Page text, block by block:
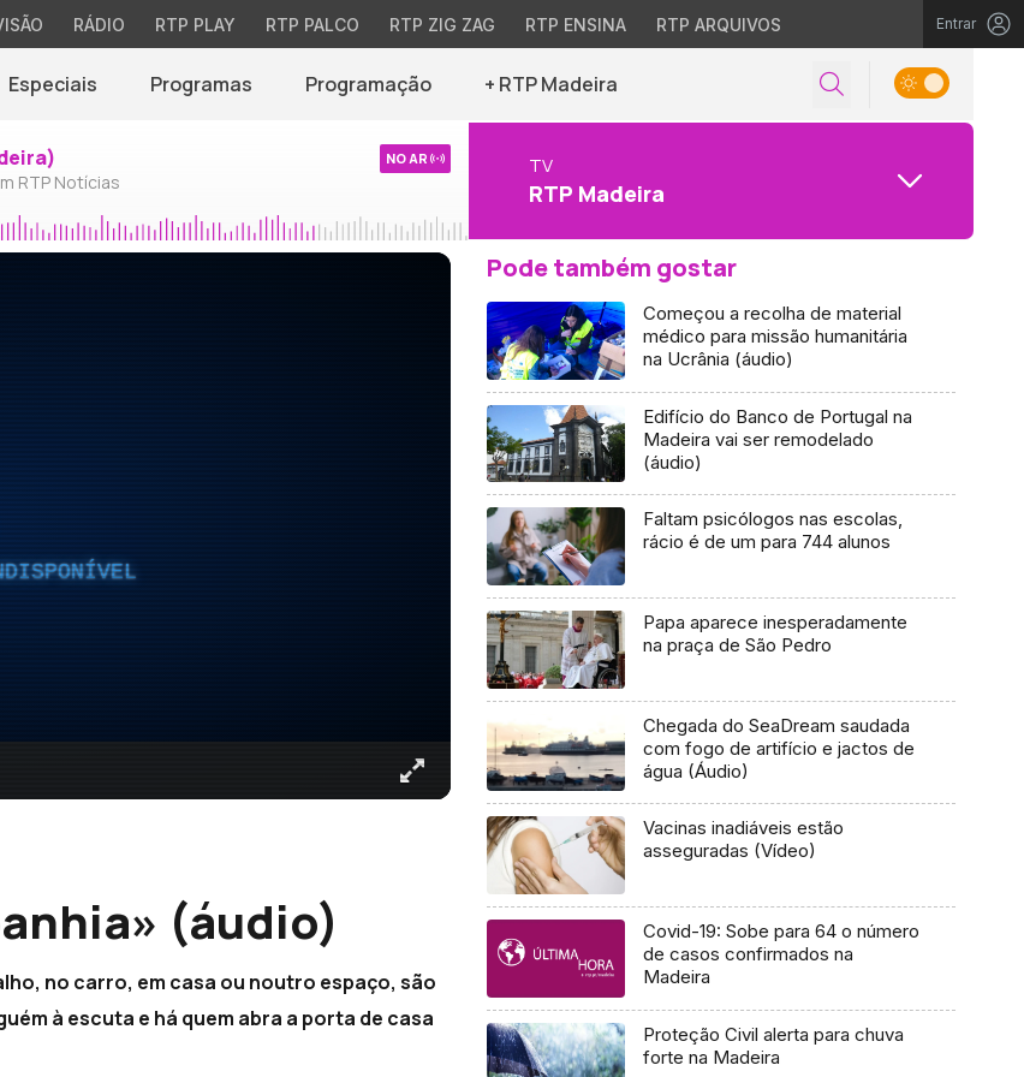
RÁDIO RTP PLAY RTP PALCO RTP ZIG ZAG RTP ENSINA RTP ARQUIVOS Entrar
Especiais Programas Programação + RTP Madeira
RTP Notícias
NO AR TV
RTP Madeira
(áudio)
no carro, em casa ou noutro espaço, são
à escuta e há quem abra a porta de casa
Pode também gostar
Começou a recolha de material
médico para missão humanitária
na Ucrânia (áudio)
Edifício do Banco de Portugal na
Madeira vai ser remodelado
(áudio)
Faltam psicólogos nas escolas,
rácio é de um para 744 alunos
Papa aparece inesperadamente
na praça de São Pedro
Chegada do SeaDream saudada
com fogo de artifício e jactos de
água (Áudio)
Vacinas inadiáveis estão
asseguradas (Vídeo)
Covid-19: Sobe para 64 o número
de casos confirmados na
Madeira
Proteção Civil alerta para chuva
forte na Madeira